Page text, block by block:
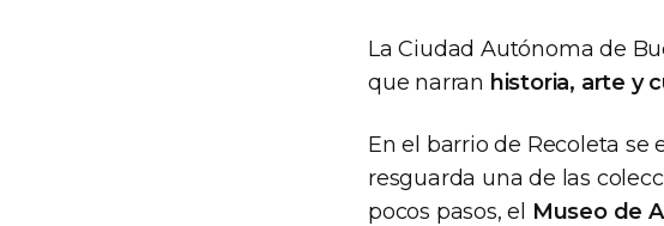
La Ciudad Autónoma de
que narran historia, arte y
En el barrio de Recoleta se
resguarda una de las
pocos pasos, el Museo de